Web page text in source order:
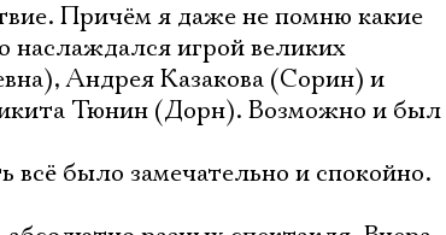
Причём я даже не помню какие
наслаждался игрой великих
Андрея Казакова (Сорин) и
Тюнин (Дорн). Возможно и был
всё было замечательно и спокойно.